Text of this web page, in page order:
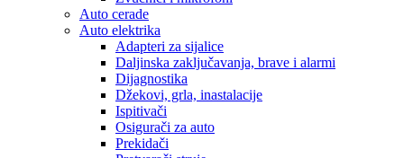
Auto cerade
Auto elektrika
Adapteri za sijalice
Daljinska zaključavanja, brave i alarmi
Dijagnostika
Džekovi, grla, inastalacije
Ispitivači
Osigurači za auto
Prekidači